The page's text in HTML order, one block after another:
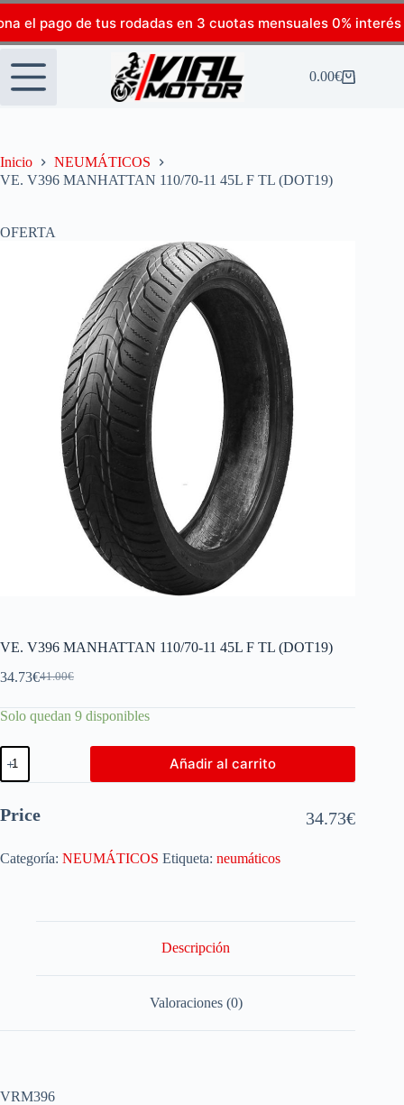
el pago de tus rodadas en 3 cuotas mensuales 0% interés
0.00€
Inicio
NEUMÁTICOS
VE. V396 MANHATTAN 110/70-11 45L F TL (DOT19)
OFERTA
VE. V396 MANHATTAN 110/70-11 45L F TL (DOT19)
41.00€
34.73€
Solo quedan 9 disponibles
Añadir al carrito
Price 34.73€
Categoría: NEUMÁTICOS Etiqueta: neumáticos
Descripción
Valoraciones (0)
VRM396